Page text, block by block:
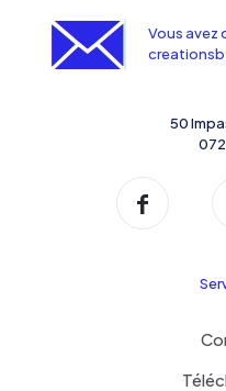
Vous avez
50